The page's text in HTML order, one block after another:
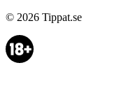
© 2026 Tippat.se